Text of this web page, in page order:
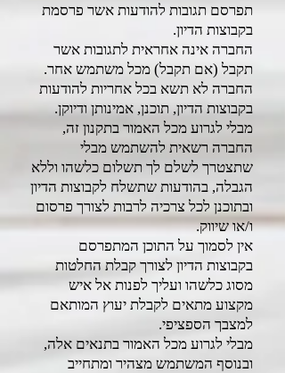
תפרסם תגובות להודעות אשר פרסמת
בקבוצות הדיון.
החברה אינה אחראית לתגובות אשר
תקבל (אם תקבל) מכל משתמש אחר.
החברה לא תשא בכל אחריות להודעות
בקבוצות הדיון, תוכנן, אמינותן ודיוקן.
מבלי לגרוע מכל האמור בתקנון זה,
החברה רשאית להשתמש מבלי
שתצטרך לשלם לך תשלום כלשהו וללא
הגבלה, בהודעות שתשלח לקבוצות הדיון
ובתוכנן לכל צרכיה לרבות לצורך פרסום
ו/או שיווק.
אין לסמוך על התוכן המתפרסם
בקבוצות הדיון לצורך קבלת החלטות
מסוג כלשהו ועליך לפנות אל איש
מקצוע מתאים לקבלת יעוץ המותאם
למצבך הספציפי.
מבלי לגרוע מכל האמור בתנאים אלה,
ובנוסף המשתמש מצהיר ומתחייב